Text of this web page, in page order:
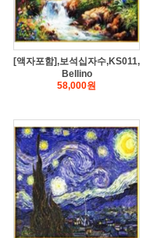
[액자포함],보석십자수,KS011,
Bellino
58,000원